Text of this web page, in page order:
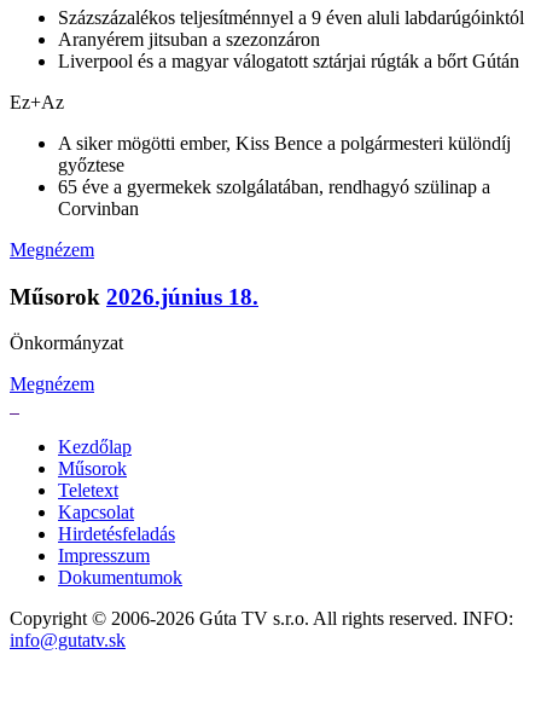
Százszázalékos teljesítménnyel a 9 éven aluli labdarúgóinktól
Aranyérem jitsuban a szezonzáron
Liverpool és a magyar válogatott sztárjai rúgták a bőrt Gútán
Ez+Az
A siker mögötti ember, Kiss Bence a polgármesteri különdíj
győztese
65 éve a gyermekek szolgálatában, rendhagyó szülinap a
Corvinban
Megnézem
Műsorok 2026.június 18.
Önkormányzat
Megnézem
Kezdőlap
Műsorok
Teletext
Kapcsolat
Hirdetésfeladás
Impresszum
Dokumentumok
Copyright © 2006-2026 Gúta TV s.r.o. All rights reserved. INFO:
info@gutatv.sk